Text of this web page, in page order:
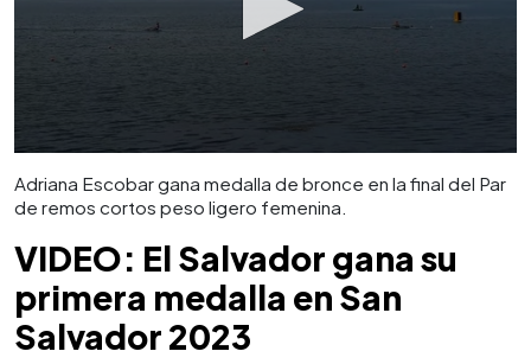
Adriana Escobar gana medalla de bronce en la final del Par
de remos cortos peso ligero femenina.
VIDEO: El Salvador gana su
primera medalla en San
Salvador 2023